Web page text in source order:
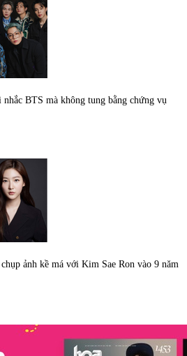
BTS mà không tung bằng chứng vụ
ảnh kề má với Kim Sae Ron vào 9 năm